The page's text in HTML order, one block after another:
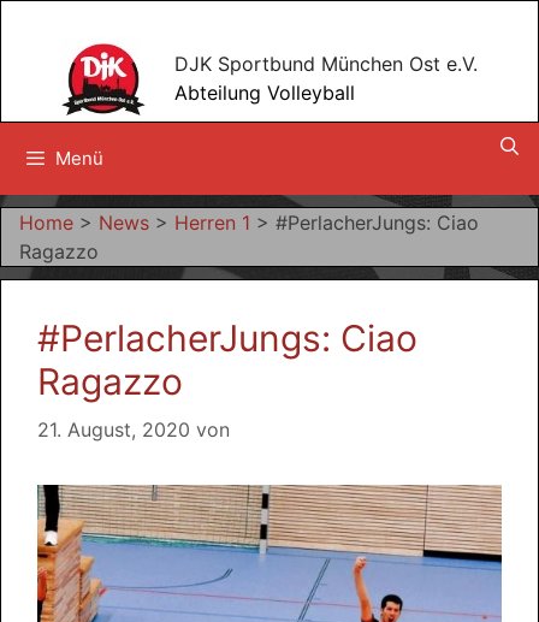
springen
DJK Sportbund München Ost e.V.
Abteilung Volleyball
Menü
Home > News > Herren 1 > #PerlacherJungs: Ciao
Ragazzo
#PerlacherJungs: Ciao
Ragazzo
21. August, 2020 von